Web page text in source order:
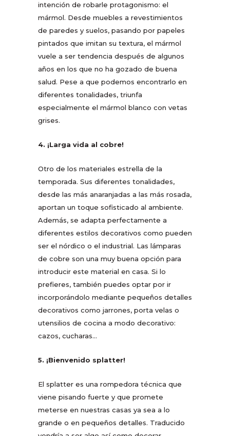
intención de robarle protagonismo: el
mármol. Desde muebles a revestimientos
de paredes y suelos, pasando por papeles
pintados que imitan su textura, el mármol
vuele a ser tendencia después de algunos
años en los que no ha gozado de buena
salud. Pese a que podemos encontrarlo en
diferentes tonalidades, triunfa
especialmente el mármol blanco con vetas
grises.
4. ¡Larga vida al cobre!
Otro de los materiales estrella de la
temporada. Sus diferentes tonalidades,
desde las más anaranjadas a las más rosada,
aportan un toque sofisticado al ambiente.
Además, se adapta perfectamente a
diferentes estilos decorativos como pueden
ser el nórdico o el industrial. Las lámparas
de cobre son una muy buena opción para
introducir este material en casa. Si lo
prefieres, también puedes optar por ir
incorporándolo mediante pequeños detalles
decorativos como jarrones, porta velas o
utensilios de cocina a modo decorativo:
cazos, cucharas…
5. ¡Bienvenido splatter!
El splatter es una rompedora técnica que
viene pisando fuerte y que promete
meterse en nuestras casas ya sea a lo
grande o en pequeños detalles. Traducido